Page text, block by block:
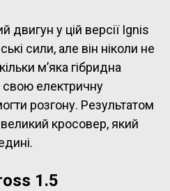
двигун у цій версії Ignis
сили, але він ніколи не
м’яка гібридна
свою електричну
розгону. Результатом
кросовер, який
1.5